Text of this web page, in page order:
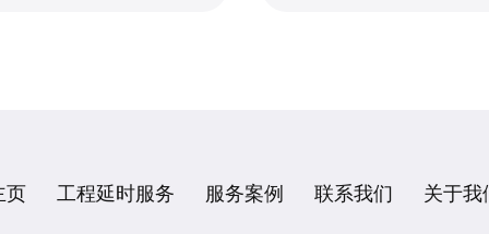
页 工程延时服务 服务案例 联系我们 关于我